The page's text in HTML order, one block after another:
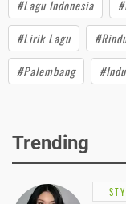
#Lagu Indonesia
#Lirik Lagu
#Palembang
Trending